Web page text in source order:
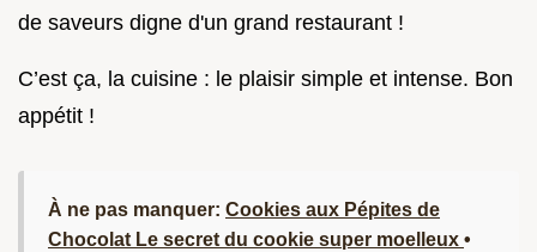
de saveurs digne d'un grand restaurant !
C’est ça, la cuisine : le plaisir simple et intense. Bon
appétit !
À ne pas manquer: Cookies aux Pépites de
Chocolat Le secret du cookie super moelleux •